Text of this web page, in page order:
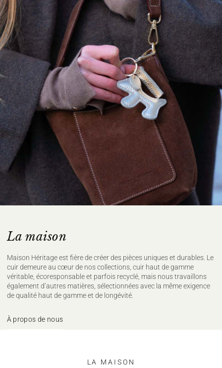
La maison
Maison Héritage est fière de créer des pièces uniques et durables. Le
cuir demeure au cœur de nos collections, cuir haut de gamme
véritable, écoresponsable et parfois recyclé, mais nous travaillons
également d’autres matières, sélectionnées avec la même exigence
de qualité haut de gamme et de longévité.
À propos de nous
LA MAISON